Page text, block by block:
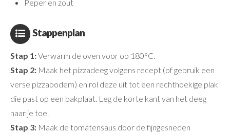
Peper en zout
Stappenplan
Stap 1:Verwarm de oven voor op 180°C.
Stap 2: Maak het pizzadeeg volgens recept (of gebruik een
verse pizzabodem) en rol deze uit tot een rechthoekige plak
die past op een bakplaat. Leg de korte kant van het deeg
naar je toe.
Stap 3: Maak de tomatensaus door de fijngesneden